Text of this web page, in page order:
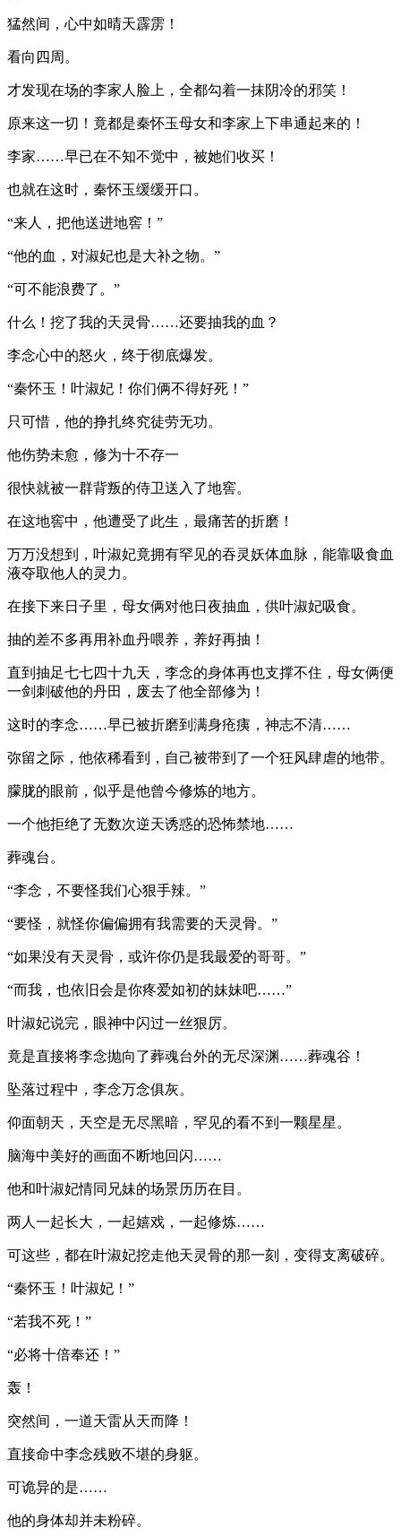
猛然间，心中如晴天霹雳！
看向四周。
才发现在场的李家人脸上，全都勾着一抹阴冷的邪笑！
原来这一切！竟都是秦怀玉母女和李家上下串通起来的！
李家……早已在不知不觉中，被她们收买！
也就在这时，秦怀玉缓缓开口。
“来人，把他送进地窖！”
“他的血，对淑妃也是大补之物。”
“可不能浪费了。”
什么！挖了我的天灵骨……还要抽我的血？
李念心中的怒火，终于彻底爆发。
“秦怀玉！叶淑妃！你们俩不得好死！”
只可惜，他的挣扎终究徒劳无功。
他伤势未愈，修为十不存一
很快就被一群背叛的侍卫送入了地窖。
在这地窖中，他遭受了此生，最痛苦的折磨！
万万没想到，叶淑妃竟拥有罕见的吞灵妖体血脉，能靠吸食血
液夺取他人的灵力。
在接下来日子里，母女俩对他日夜抽血，供叶淑妃吸食。
抽的差不多再用补血丹喂养，养好再抽！
直到抽足七七四十九天，李念的身体再也支撑不住，母女俩便
一剑刺破他的丹田，废去了他全部修为！
这时的李念……早已被折磨到满身疮痍，神志不清……
弥留之际，他依稀看到，自己被带到了一个狂风肆虐的地带。
朦胧的眼前，似乎是他曾今修炼的地方。
一个他拒绝了无数次逆天诱惑的恐怖禁地……
葬魂台。
“李念，不要怪我们心狠手辣。”
“要怪，就怪你偏偏拥有我需要的天灵骨。”
“如果没有天灵骨，或许你仍是我最爱的哥哥。”
“而我，也依旧会是你疼爱如初的妹妹吧……”
叶淑妃说完，眼神中闪过一丝狠厉。
竟是直接将李念抛向了葬魂台外的无尽深渊……葬魂谷！
坠落过程中，李念万念俱灰。
仰面朝天，天空是无尽黑暗，罕见的看不到一颗星星。
脑海中美好的画面不断地回闪……
他和叶淑妃情同兄妹的场景历历在目。
两人一起长大，一起嬉戏，一起修炼……
可这些，都在叶淑妃挖走他天灵骨的那一刻，变得支离破碎。
“秦怀玉！叶淑妃！”
“若我不死！”
“必将十倍奉还！”
轰！
突然间，一道天雷从天而降！
直接命中李念残败不堪的身躯。
可诡异的是……
他的身体却并未粉碎。